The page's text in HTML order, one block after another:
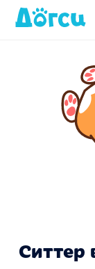
Ситтер